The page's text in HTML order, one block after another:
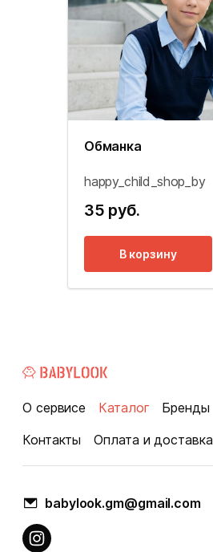
Обманка
happy_child_shop_by
35 руб.
В корзину
О сервисе Каталог Бренды
Контакты
Оплата и доставка
babylook.gm@gmail.com